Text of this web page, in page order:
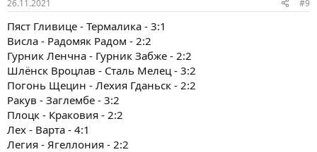
26.11.2021 #9
Пяст Гливице - Термалика - 3:1
Висла - Радомяк Радом - 2:2
Гурник Ленчна - Гурник Забже - 2:2
Шлёнск Вроцлав - Сталь Мелец - 3:2
Погонь Щецин - Лехия Гданьск - 2:2
Ракув - Заглембе - 3:2
Плоцк - Краковия - 2:2
Лех - Варта - 4:1
Легия - Ягеллония - 2:2